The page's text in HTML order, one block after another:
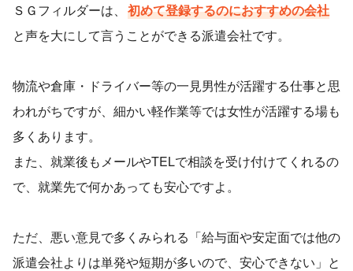
ＳＧフィルダーは、 初めて登録するのにおすすめの会社
と声を大にして言うことができる派遣会社です。
物流や倉庫・ドライバー等の一見男性が活躍する仕事と思
われがちですが、細かい軽作業等では女性が活躍する場も
多くあります。
また、就業後もメールやTELで相談を受け付けてくれるの
で、就業先で何かあっても安心ですよ。
ただ、悪い意見で多くみられる「給与面や安定面では他の
派遣会社よりは単発や短期が多いので、安心できない」と